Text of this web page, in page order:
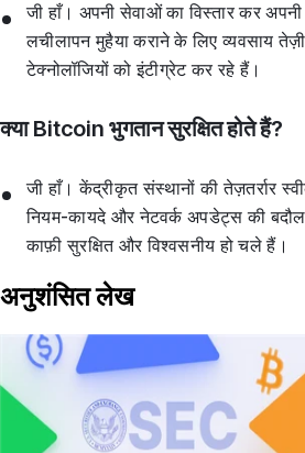
जी हाँ। अपनी सेवाओं का विस्तार कर अपनी
लचीलापन मुहैया कराने के लिए व्यवसाय
टेक्नोलॉजियों को इंटीग्रेट कर रहे हैं।
क्या Bitcoin भुगतान सुरक्षित होते हैं?
जी हाँ। केंद्रीकृत संस्थानों की तेज़तर्रार
नियम-कायदे और नेटवर्क अपडेट्स की
काफ़ी सुरक्षित और विश्वसनीय हो चले हैं।
अनुशंसित लेख